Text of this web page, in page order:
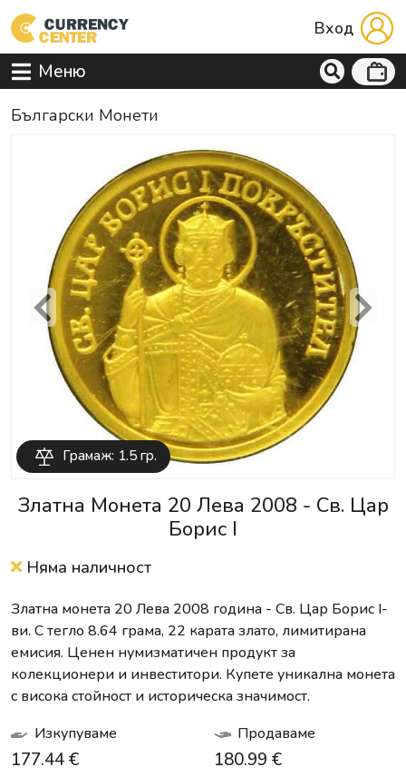
Вход
Меню
Български Монети
Грамаж: 1.5 гр.
Previous Next
Златна Монета 20 Лева 2008 - Св. Цар
Борис I
Няма наличност
Златна монета 20 Лева 2008 година - Св. Цар Борис I-
ви. С тегло 8.64 грама, 22 карата злато, лимитирана
емисия. Ценен нумизматичен продукт за
колекционери и инвеститори. Купете уникална монета
с висока стойност и историческа значимост.
Изкупуваме
177.44 €
Продаваме
180.99 €